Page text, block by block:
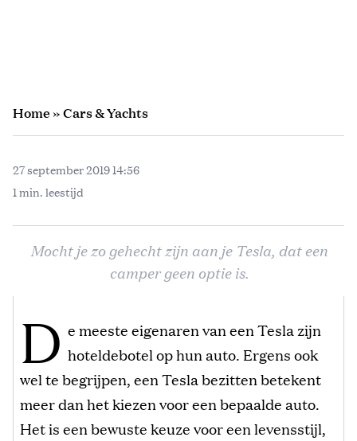
Home»Cars & Yachts
27 september 2019 14:56
1 min. leestijd
Mocht je zo gehecht zijn aan je Tesla, dat een
camper geen optie is.
D e meeste eigenaren van een Tesla zijn
hoteldebotel op hun auto. Ergens ook
wel te begrijpen, een Tesla bezitten betekent
meer dan het kiezen voor een bepaalde auto.
Het is een bewuste keuze voor een levensstijl,